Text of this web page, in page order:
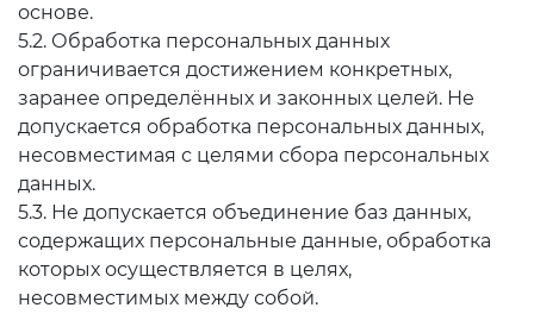
основе.
5.2. Обработка персональных данных
ограничивается достижением конкретных,
заранее определённых и законных целей. Не
допускается обработка персональных данных,
несовместимая с целями сбора персональных
данных.
5.3. Не допускается объединение баз данных,
содержащих персональные данные, обработка
которых осуществляется в целях,
несовместимых между собой.